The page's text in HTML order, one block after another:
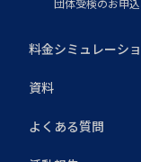
団体受検のお申
料金シミュレーシ
資料
よくある質問